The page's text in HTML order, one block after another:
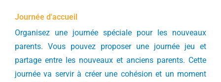
Journée d'accueil
Organisez une journée spéciale pour les nouveaux
parents. Vous pouvez proposer une journée jeu et
partage entre les nouveaux et anciens parents. Cette
journée va servir à créer une cohésion et un moment